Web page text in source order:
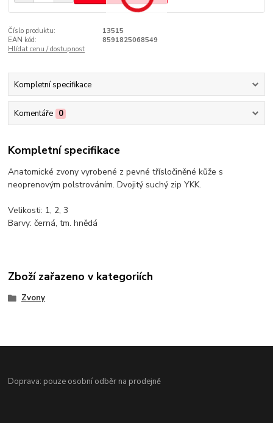
Číslo produktu:
13515
EAN kód:
8591825068549
Hlídat cenu / dostupnost
Kompletní specifikace
Komentáře 0
Kompletní specifikace
Anatomické zvony vyrobené z pevné třísločiněné kůže s
neoprenovým polstrováním. Dvojitý suchý zip YKK.
Velikosti: 1, 2, 3
Barvy: černá, tm. hnědá
Zboží zařazeno v kategoriích
Zvony
Doprava: pouze osobní odběr na prodejně